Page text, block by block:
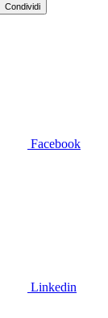
Condividi
Facebook
Linkedin